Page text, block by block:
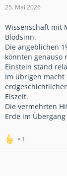
25. Mai 2026
Wissenschaft mit
Blödsinn.
Die angeblichen
könnten genauso
Einstein stand
Im übrigen macht
Eiszeit.
Die vermehrten
Erde im
1